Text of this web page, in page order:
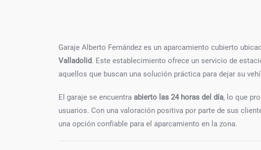
Garaje Alberto Fernández es un aparcamiento cubierto
Valladolid. Este establecimiento ofrece un servicio de
aquellos que buscan una solución práctica para dejar su
El garaje se encuentra abierto las 24 horas del día, lo que
usuarios. Con una valoración positiva por parte de sus
una opción confiable para el aparcamiento en la zona.